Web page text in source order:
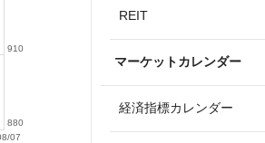
07
880
910
REIT
マーケットカレンダー
経済指標カレンダー